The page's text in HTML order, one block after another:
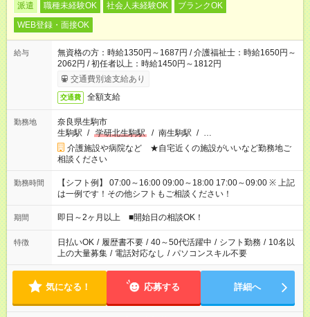
派遣 職種未経験OK 社会人未経験OK
ブランクOK
WEB登録・面接OK
給与
無資格の方：時給1350円～1687円 / 介護福祉士：時給1650円～
2062円 / 初任者以上：時給1450円～1812円
交通費別途支給あり
交通費 全額支給
勤務地
奈良県生駒市
生駒駅 / 学研北生駒駅 / 南生駒駅 / …
介護施設や病院など ★自宅近くの施設がいいなど勤務地ご
相談ください
勤務時間
【シフト例】 07:00～16:00 09:00～18:00 17:00～09:00 ※ 上記
は一例です！その他シフトもご相談ください！
期間 即日～2ヶ月以上 ■開始日の相談OK！
特徴 日払いOK / 履歴書不要 / 40～50代活躍中 / シフト勤務 / 10名以
上の大量募集 / 電話対応なし / パソコンスキル不要
気になる！ 応募する 詳細へ